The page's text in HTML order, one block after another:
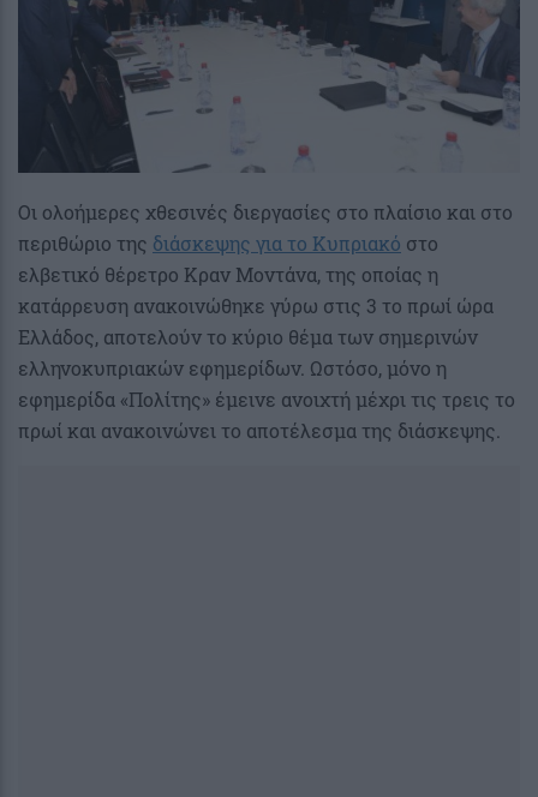
Οι ολοήμερες χθεσινές διεργασίες στο πλαίσιο και στο
περιθώριο της διάσκεψης για το Κυπριακό στο
ελβετικό θέρετρο Κραν Μοντάνα, της οποίας η
κατάρρευση ανακοινώθηκε γύρω στις 3 το πρωί ώρα
Ελλάδος, αποτελούν το κύριο θέμα των σημερινών
ελληνοκυπριακών εφημερίδων. Ωστόσο, μόνο η
εφημερίδα «Πολίτης» έμεινε ανοιχτή μέχρι τις τρεις το
πρωί και ανακοινώνει το αποτέλεσμα της διάσκεψης.